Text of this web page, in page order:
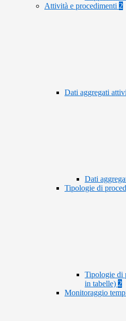
Attività e procedimenti 2
Dati aggregati
Dati
Tipologie di
Tipologie di
in tabelle) 2
Monitoraggio